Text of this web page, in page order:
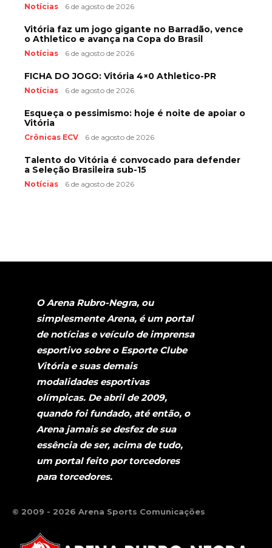
Notícias 6 de agosto de 2026
Vitória faz um jogo gigante no Barradão, vence
o Athletico e avança na Copa do Brasil
Notícias 6 de agosto de 2026
FICHA DO JOGO: Vitória 4×0 Athletico-PR
Notícias 6 de agosto de 2026
Esqueça o pessimismo: hoje é noite de apoiar o
Vitória
Crônicas ECV 6 de agosto de 2026
Talento do Vitória é convocado para defender
a Seleção Brasileira sub-15
Notícias 6 de agosto de 2026
O Arena Rubro-Negra, ou
simplesmente Arena, é um portal
de notícias e veículo de imprensa
esportivo sobre o Esporte Clube
Vitória e suas demais
modalidades esportivas
olímpicas. De abril de 2009,
quando foi fundado, até então, o
Arena jamais se desfez de sua
essência de ser, acima de tudo,
um portal feito por torcedores
para torcedores.
© 2009 - 2026 Arena Sports Comunicações